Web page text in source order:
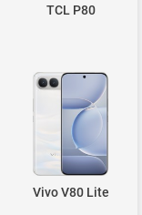
TCL P80
Vivo V80 Lite